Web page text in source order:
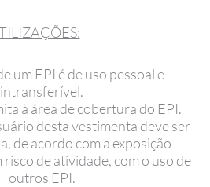
um EPI é de uso pessoal e
intransferível.
à área de cobertura do EPI.
desta vestimenta deve ser
de acordo com a exposição
de atividade, com o uso de
outros EPI.